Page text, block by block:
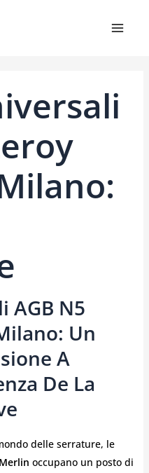
AGB N5
Un
A
De La
delle serrature, le
occupano un posto di